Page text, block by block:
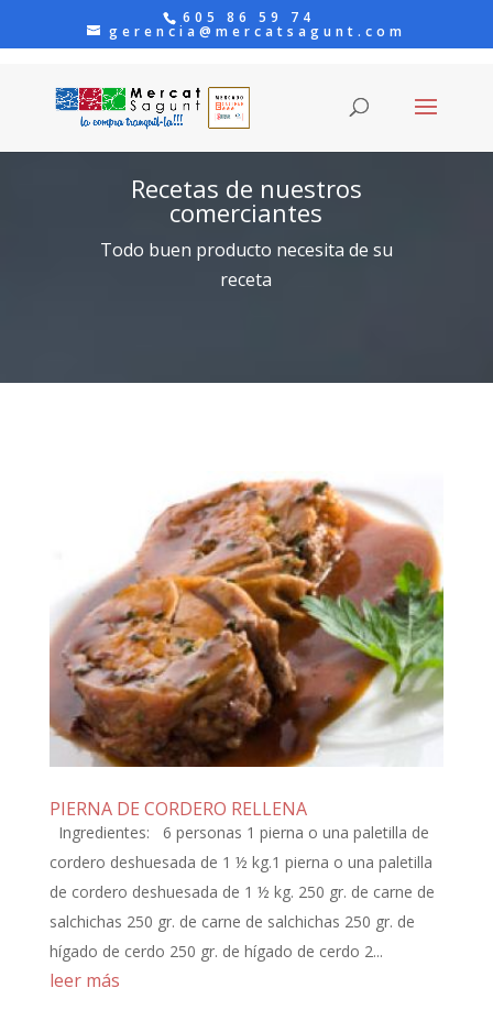
605 86 59 74
gerencia@mercatsagunt.com
Recetas de nuestros
comerciantes
Todo buen producto necesita de su
receta
PIERNA DE CORDERO RELLENA
Ingredientes: 6 personas 1 pierna o una paletilla de
cordero deshuesada de 1 ½ kg.1 pierna o una paletilla
de cordero deshuesada de 1 ½ kg. 250 gr. de carne de
salchichas 250 gr. de carne de salchichas 250 gr. de
hígado de cerdo 250 gr. de hígado de cerdo 2...
leer más